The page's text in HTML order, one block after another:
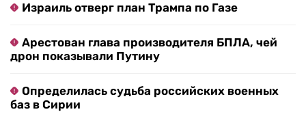
Израиль отверг план Трампа по Газе
Арестован глава производителя БПЛА, чей
дрон показывали Путину
Определилась судьба российских военных
баз в Сирии